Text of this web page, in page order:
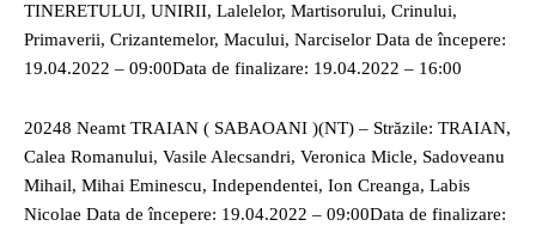
TINERETULUI, UNIRII, Lalelelor, Martisorului, Crinului,
Primaverii, Crizantemelor, Macului, Narciselor Data de începere:
19.04.2022 – 09:00Data de finalizare: 19.04.2022 – 16:00
20248 Neamt TRAIAN ( SABAOANI )(NT) – Străzile: TRAIAN,
Calea Romanului, Vasile Alecsandri, Veronica Micle, Sadoveanu
Mihail, Mihai Eminescu, Independentei, Ion Creanga, Labis
Nicolae Data de începere: 19.04.2022 – 09:00Data de finalizare: